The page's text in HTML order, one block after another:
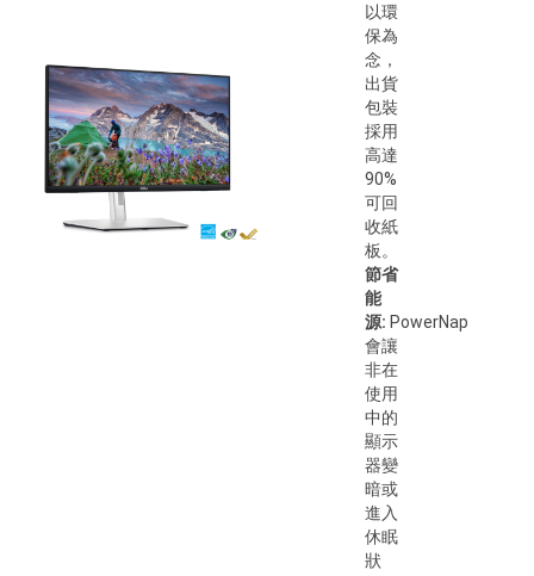
以環
保為
念，
出貨
包裝
採用
高達
90%
可回
收紙
板。
節省
能
源: PowerNap
會讓
非在
使用
中的
顯示
器變
暗或
進入
休眠
狀